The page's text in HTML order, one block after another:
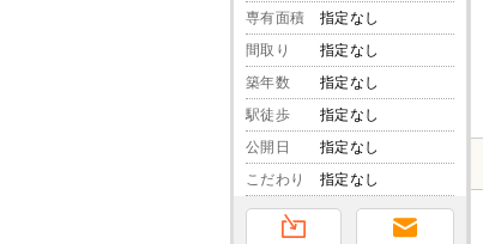
専有面積
指定なし
間取り
指定なし
築年数
指定なし
駅徒歩
指定なし
公開日
指定なし
こだわり
指定なし